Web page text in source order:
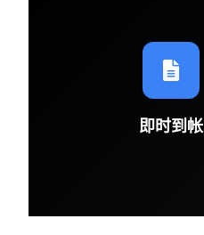
即时到帐